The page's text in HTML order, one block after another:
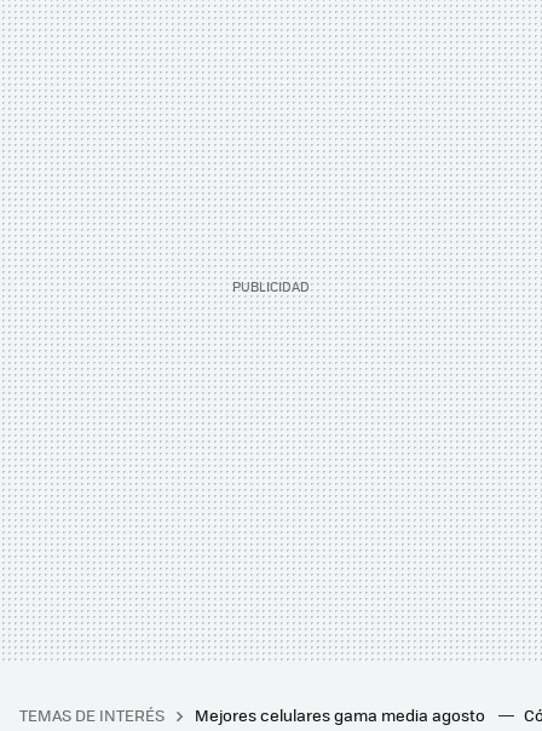
TEMAS DE INTERÉS Mejores celulares gama media agosto